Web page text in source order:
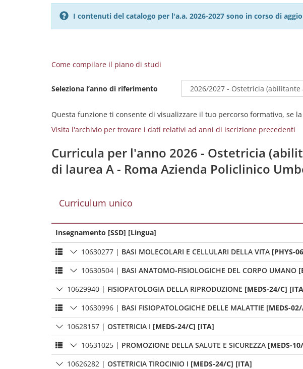
I contenuti del catalogo per l'a.a. 2026-2027 sono in corso di
Come compilare il piano di studi
Seleziona l’anno di riferimento
Questa funzione ti consente di visualizzare il tuo percorso formativo, se
Visita l'archivio per trovare i dati relativi ad anni di iscrizione precedenti
Curricula per l'anno 2026 - Ostetricia
di laurea A - Roma Azienda Policlinico
Curriculum unico
Insegnamento [SSD] [Lingua]
10630277 | BASI MOLECOLARI E CELLULARI DELLA VITA [PHYS-
10630504 | BASI ANATOMO-FISIOLOGICHE DEL CORPO UMANO
10629940 | FISIOPATOLOGIA DELLA RIPRODUZIONE [MEDS-24/C]
10630996 | BASI FISIOPATOLOGICHE DELLE MALATTIE [MEDS-
10628157 | OSTETRICIA I [MEDS-24/C] [ITA]
10631025 | PROMOZIONE DELLA SALUTE E SICUREZZA [MEDS-
10626282 | OSTETRICIA TIROCINIO I [MEDS-24/C] [ITA]